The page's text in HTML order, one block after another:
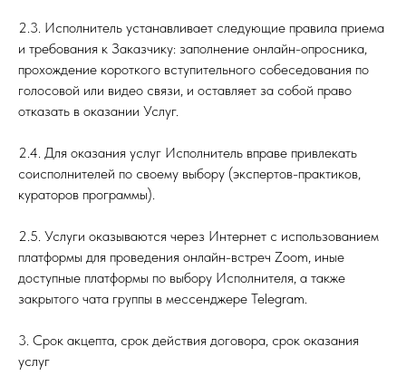
2.3. Исполнитель устанавливает следующие правила приема
и требования к Заказчику: заполнение онлайн-опросника,
прохождение короткого вступительного собеседования по
голосовой или видео связи, и оставляет за собой право
отказать в оказании Услуг.
2.4. Для оказания услуг Исполнитель вправе привлекать
соисполнителей по своему выбору (экспертов-практиков,
кураторов программы).
2.5. Услуги оказываются через Интернет с использованием
платформы для проведения онлайн-встреч Zoom, иные
доступные платформы по выбору Исполнителя, а также
закрытого чата группы в мессенджере Telegram.
3. Срок акцепта, срок действия договора, срок оказания
услуг